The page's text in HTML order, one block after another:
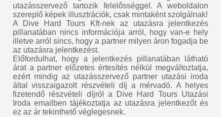
utazásszervező tartozik felelősséggel. A weboldalon
szereplő képek illusztrációk, csak mintaként szolgálnak!
A Dive Hard Tours Kft-nek az utazásra jelentkezés
pillanatában nincs információja arról, hogy van-e hely
illetve arról sincs, hogy a partner milyen áron fogadja be
az utazásra jelentkezést.
Előfordulhat, hogy a jelentkezés pillanatában látható
árat a partner előzetes értesítés nélkül megváltoztatja,
ezért mindig az utazásszervező partner utazási iroda
által visszaigazolt részvételi díj a mérvadó. A helyes
fizetendő részvételi díjról a Dive Hard Tours Utazási
Iroda emailben tájékoztatja az utazásra jelentkezőt és
ez az ár tekinthető véglegesnek.